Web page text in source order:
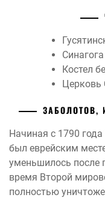
Костел
Церковь
ЗАБОЛОТОВ,
Начиная с 1790
был еврейским
уменьшилось после
время Второй
полностью